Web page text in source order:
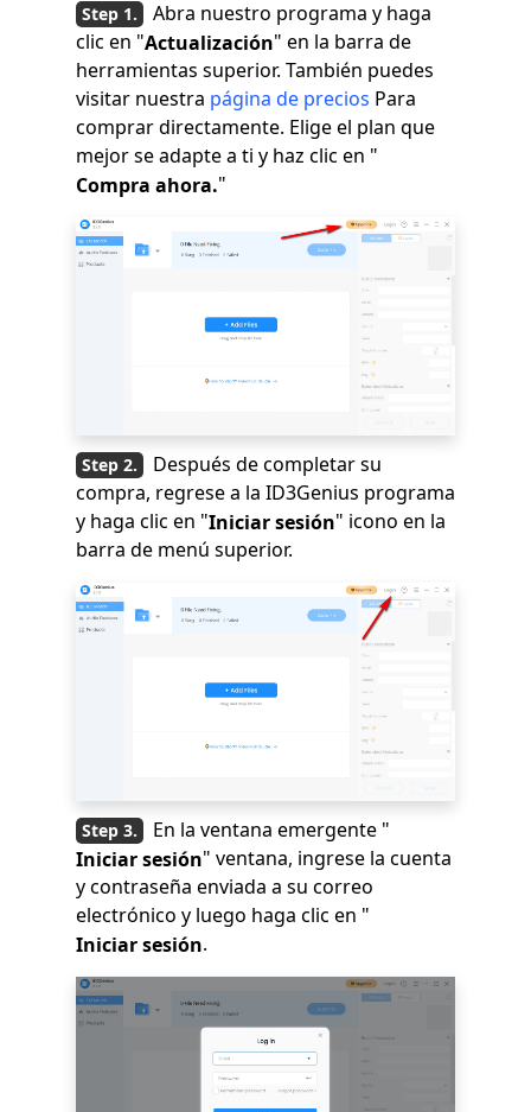
Abra nuestro programa y haga
clic en "Actualización" en la barra de
herramientas superior. También puedes
visitar nuestra página de precios Para
comprar directamente. Elige el plan que
mejor se adapte a ti y haz clic en "
Compra ahora."
Después de completar su
compra, regrese a la ID3Genius programa
y haga clic en "Iniciar sesión" icono en la
barra de menú superior.
En la ventana emergente "
Iniciar sesión" ventana, ingrese la cuenta
y contraseña enviada a su correo
electrónico y luego haga clic en "
Iniciar sesión.